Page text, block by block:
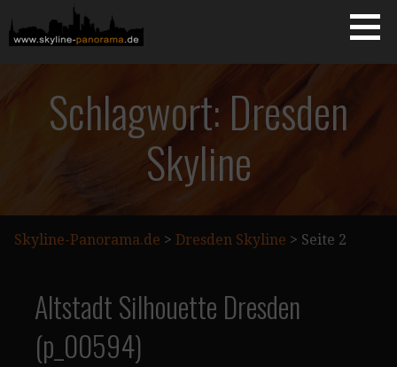
Inhalt
springen
SKYLINE-PANORAMA.DE
Schlagwort: Dresden
Skyline
Skyline-Panorama.de > Dresden Skyline > Seite 2
Altstadt Silhouette Dresden
(p_00594)